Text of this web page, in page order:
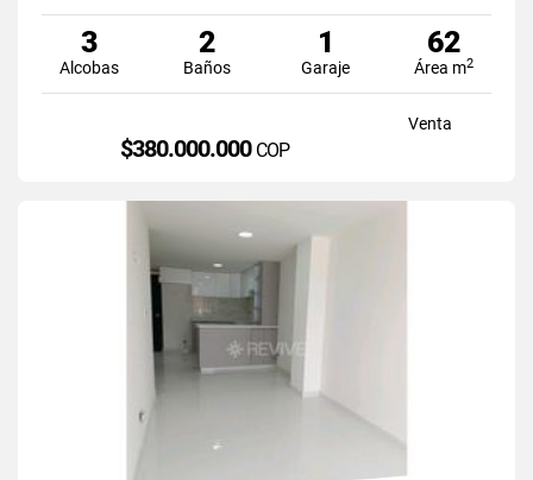
3
Alcobas
2
Baños
1
Garaje
62
Área m2
Venta
$380.000.000 COP